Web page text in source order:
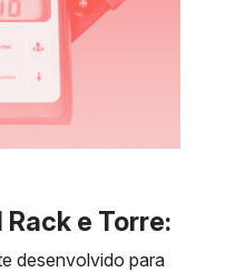
e Torre:
desenvolvido para